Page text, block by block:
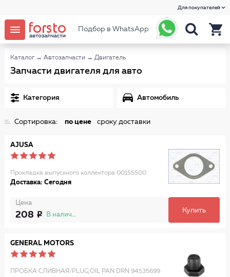
Для покупателей
Подбор в WhatsApp
Каталог → Автозапчасти → Двигатель
Запчасти двигателя для авто
Категория Автомобиль
Сортировка: по цене сроку доставки
AJUSA
Прокладка выпускного коллектора 00155500
Доставка: Сегодня
Цена
208 В наличии
Купить
GENERAL MOTORS
ПРОБКА СЛИВНАЯ/PLUG,OIL PAN DRN 94535699